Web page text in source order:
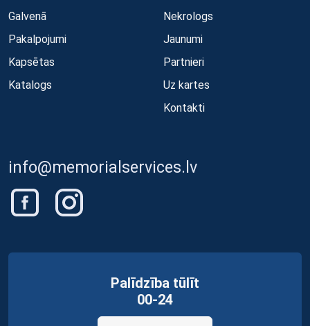
Galvenā
Pakalpojumi
Kapsētas
Katalogs
Nekrologs
Jaunumi
Partnieri
Uz kartes
Kontakti
info@memorialservices.lv
Palīdzība tūlīt
00-24